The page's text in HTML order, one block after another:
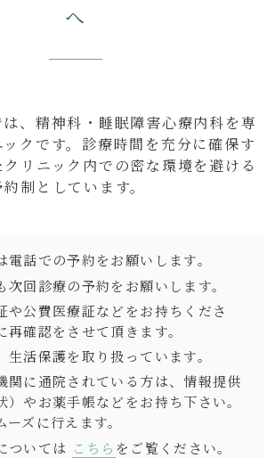
へ
、精神科・睡眠障害心療内科を専
クです。診療時間を充分に確保す
リニック内での密な環境を避ける
制としています。
電話での予約をお願いします。
次回診療の予約をお願いします。
や公費医療証などをお持ちくださ
再確認をさせて頂きます。
生活保護を取り扱っています。
関に通院されている方は、情報提供
）やお薬手帳などをお持ち下さい。
ーズに行えます。
ついては こちら をご覧ください。